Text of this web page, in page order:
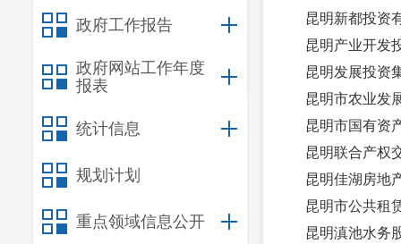
政府工作报告
政府网站工作年度
报表
统计信息
规划计划
重点领域信息公开
昆明新都投资
昆明产业开发
昆明发展投资
昆明市农业发
昆明市国有资
昆明联合产权
昆明佳湖房地
昆明市公共租
昆明滇池水务